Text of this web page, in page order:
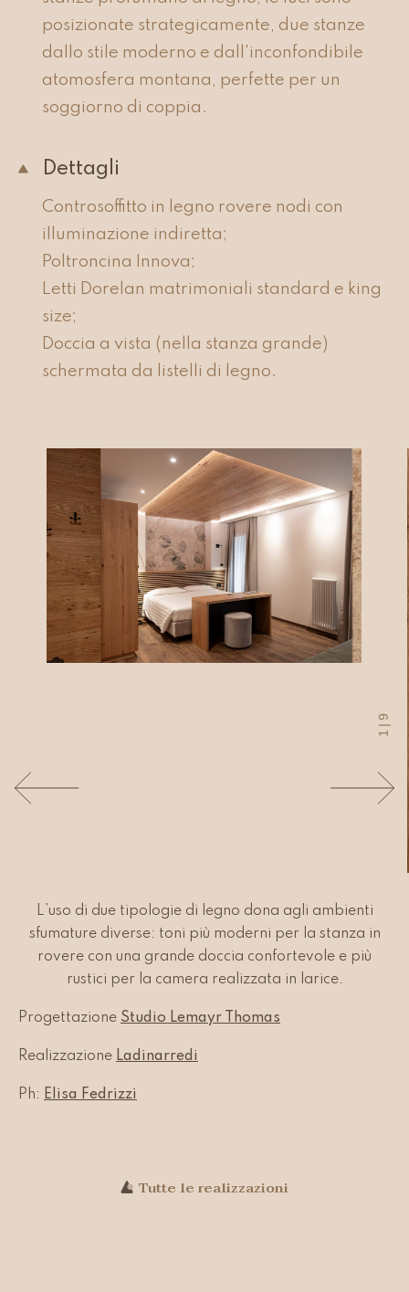
posizionate strategicamente, due stanze
dallo stile moderno e dall'inconfondibile
atomosfera montana, perfette per un
soggiorno di coppia.
Dettagli
Controsoffitto in legno rovere nodi con
illuminazione indiretta;
Poltroncina Innova;
Letti Dorelan matrimoniali standard e king
size;
Doccia a vista (nella stanza grande)
schermata da listelli di legno.
1
|
9
L’uso di due tipologie di legno dona agli ambienti
sfumature diverse: toni più moderni per la stanza in
rovere con una grande doccia confortevole e più
rustici per la camera realizzata in larice.
Progettazione Studio Lemayr Thomas
Realizzazione Ladinarredi
Ph: Elisa Fedrizzi
Tutte le realizzazioni